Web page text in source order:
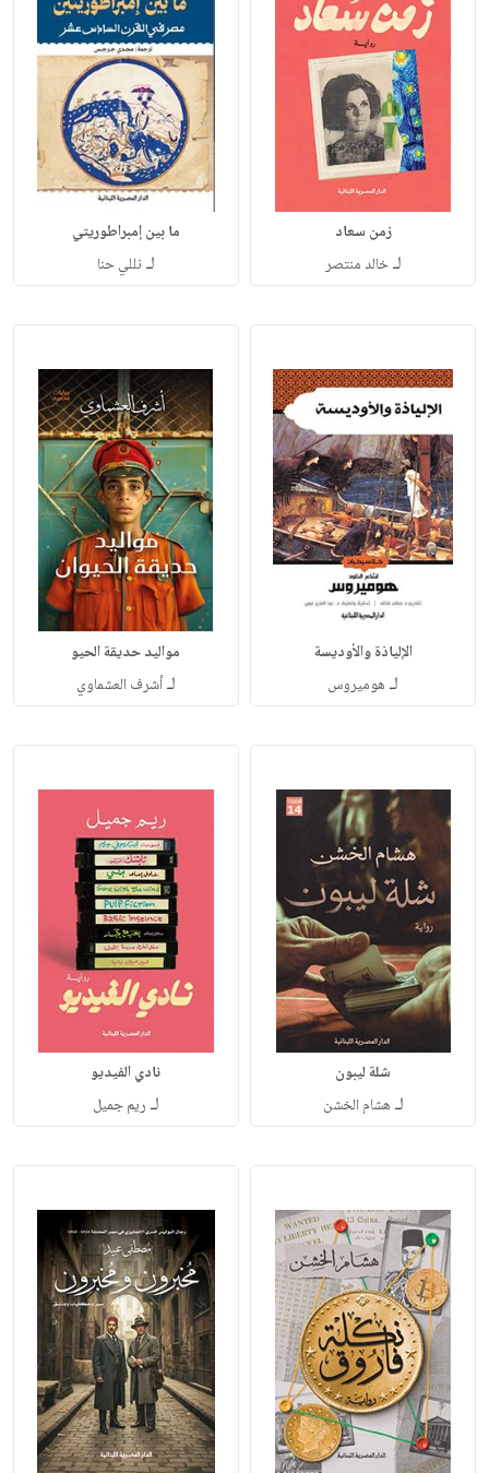
زمن سعاد
لـخالد منتصر
ما بين إمبراطوريتي
لـ نللي حنا
الإلياذة والأوديسة
لـ هوميروس
مواليد حديقة الحيو
لـأشرف العشماوي
شلة ليبون
لـ هشام الخشن
نادي الفيديو
لـ ريم جميل